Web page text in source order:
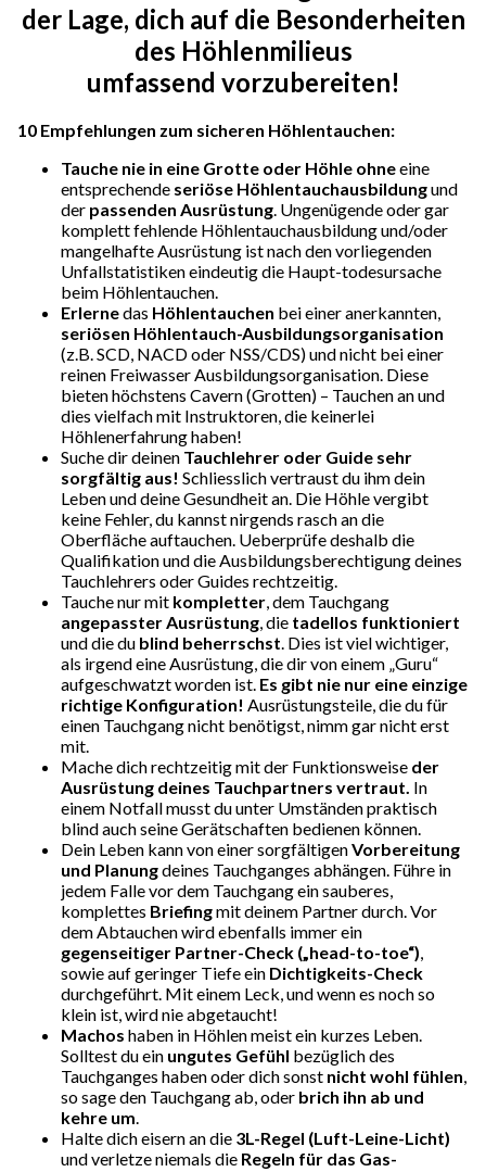
der Lage, dich auf die Besonderheiten
des Höhlenmilieus
umfassend vorzubereiten!
10 Empfehlungen zum sicheren Höhlentauchen:
Tauche nie in eine Grotte oder Höhle ohneeine
entsprechende seriöse Höhlentauchausbildungund
der passenden Ausrüstung . Ungenügende oder gar
komplett fehlende Höhlentauchausbildung und/oder
mangelhafte Ausrüstung ist nach den vorliegenden
Unfallstatistiken eindeutig die Haupt-todesursache
beim Höhlentauchen.
Erlernedas Höhlentauchen bei einer anerkannten,
seriösen Höhlentauch-Ausbildungsorganisation
(z.B. SCD, NACD oder NSS/CDS) und nicht bei einer
reinen Freiwasser Ausbildungsorganisation. Diese
bieten höchstens Cavern (Grotten) – Tauchen an und
dies vielfach mit Instruktoren, die keinerlei
Höhlenerfahrung haben!
Suche dir deinen Tauchlehrer oder Guide sehr
sorgfältig aus! Schliesslich vertraust du ihm dein
Leben und deine Gesundheit an. Die Höhle vergibt
keine Fehler, du kannst nirgends rasch an die
Oberfläche auftauchen. Ueberprüfe deshalb die
Qualifikation und die Ausbildungsberechtigung deines
Tauchlehrers oder Guides rechtzeitig.
Tauche nur mit kompletter , dem Tauchgang
angepasster Ausrüstung , die tadellos funktioniert
und die du blind beherrschst . Dies ist viel wichtiger,
als irgend eine Ausrüstung, die dir von einem „Guru“
aufgeschwatzt worden ist. Es gibt nie nur eine einzige
richtige Konfiguration! Ausrüstungsteile, die du für
einen Tauchgang nicht benötigst, nimm gar nicht erst
mit.
Mache dich rechtzeitig mit der Funktionsweise der
Ausrüstung deines Tauchpartners vertraut. In
einem Notfall musst du unter Umständen praktisch
blind auch seine Gerätschaften bedienen können.
Dein Leben kann von einer sorgfältigenVorbereitung
und Planungdeines Tauchganges abhängen. Führe in
jedem Falle vor dem Tauchgang ein sauberes,
komplettes Briefingmit deinem Partner durch. Vor
dem Abtauchen wird ebenfalls immer ein
gegenseitiger Partner-Check („head-to-toe“)
sowie auf geringer Tiefe ein Dichtigkeits-Check
durchgeführt. Mit einem Leck, und wenn es noch so
klein ist, wird nie abgetaucht!
Machos haben in Höhlen meist ein kurzes Leben.
Solltest du ein ungutes Gefühl bezüglich des
Tauchganges haben oder dich sonst nicht wohl fühlen
so sage den Tauchgang ab, oder brich ihn ab und
kehre um
Halte dich eisern an die 3L-Regel (Luft-Leine-Licht)
und verletze niemals die Regeln für das Gas-